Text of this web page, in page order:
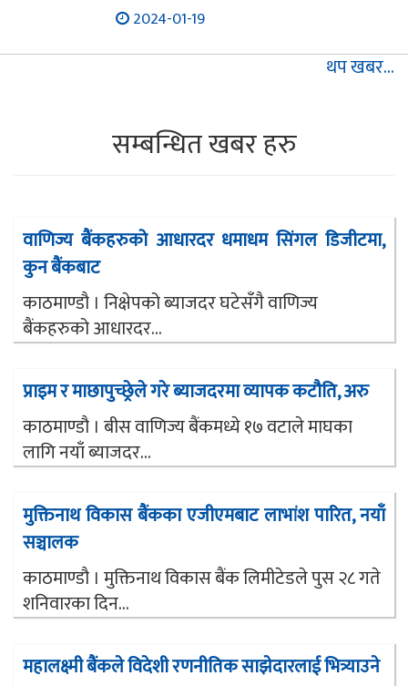
2024-01-19
थप खबर...
सम्बन्धित खबर हरु
वाणिज्य बैंकहरुको आधारदर धमाधम सिंगल डिजीटमा,
कुन बैंकबाट
काठमाण्डौ । निक्षेपको ब्याजदर घटेसँगै वाणिज्य
बैंकहरुको आधारदर...
प्राइम र माछापुच्छ्रेले गरे ब्याजदरमा व्यापक कटौति, अरु
काठमाण्डौ । बीस वाणिज्य बैंकमध्ये १७ वटाले माघका
लागि नयाँ ब्याजदर...
मुक्तिनाथ विकास बैंकका एजीएमबाट लाभांश पारित, नयाँ
सञ्चालक
काठमाण्डौ । मुक्तिनाथ विकास बैंक लिमीटेडले पुस २८ गते
शनिवारका दिन...
महालक्ष्मी बैंकले विदेशी रणनीतिक साझेदारलाई भित्र्याउने